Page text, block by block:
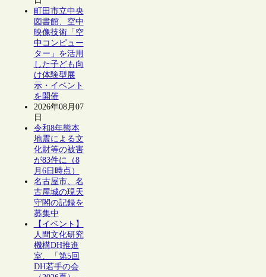
町田市立中央
図書館、空中
映像技術「空
中コンピュー
ター」を活用
した子ども向
け体験型展
示・イベント
を開催
2026年08月07
日
令和8年熊本
地震による文
化財等の被害
が83件に（8
月6日時点）
名古屋市、名
古屋城の現天
守閣の記録を
募集中
【イベント】
人間文化研究
機構DH推進
室、「第5回
DH若手の会